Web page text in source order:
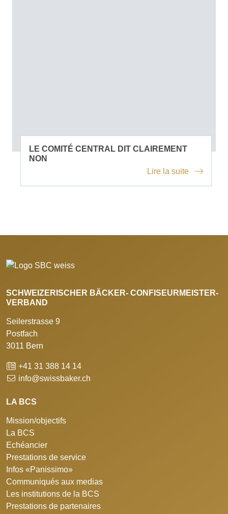
LE COMITÉ CENTRAL DIT CLAIREMENT
NON
Lire la suite
SCHWEIZERISCHER BÄCKER- CONFISEURMEISTER-
VERBAND
Seilerstrasse 9
Postfach
3011 Bern
+41 31 388 14 14
info@swissbaker.ch
LA BCS
Mission/objectifs
La BCS
Echéancier
Prestations de service
Infos «Panissimo»
Communiqués aux medias
Les institutions de la BCS
Prestations de partenaires